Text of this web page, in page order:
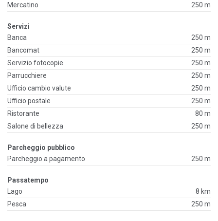
Mercatino
250 m
Servizi
Banca
250 m
Bancomat
250 m
Servizio fotocopie
250 m
Parrucchiere
250 m
Ufficio cambio valute
250 m
Ufficio postale
250 m
Ristorante
80 m
Salone di bellezza
250 m
Parcheggio pubblico
Parcheggio a pagamento
250 m
Passatempo
Lago
8 km
Pesca
250 m